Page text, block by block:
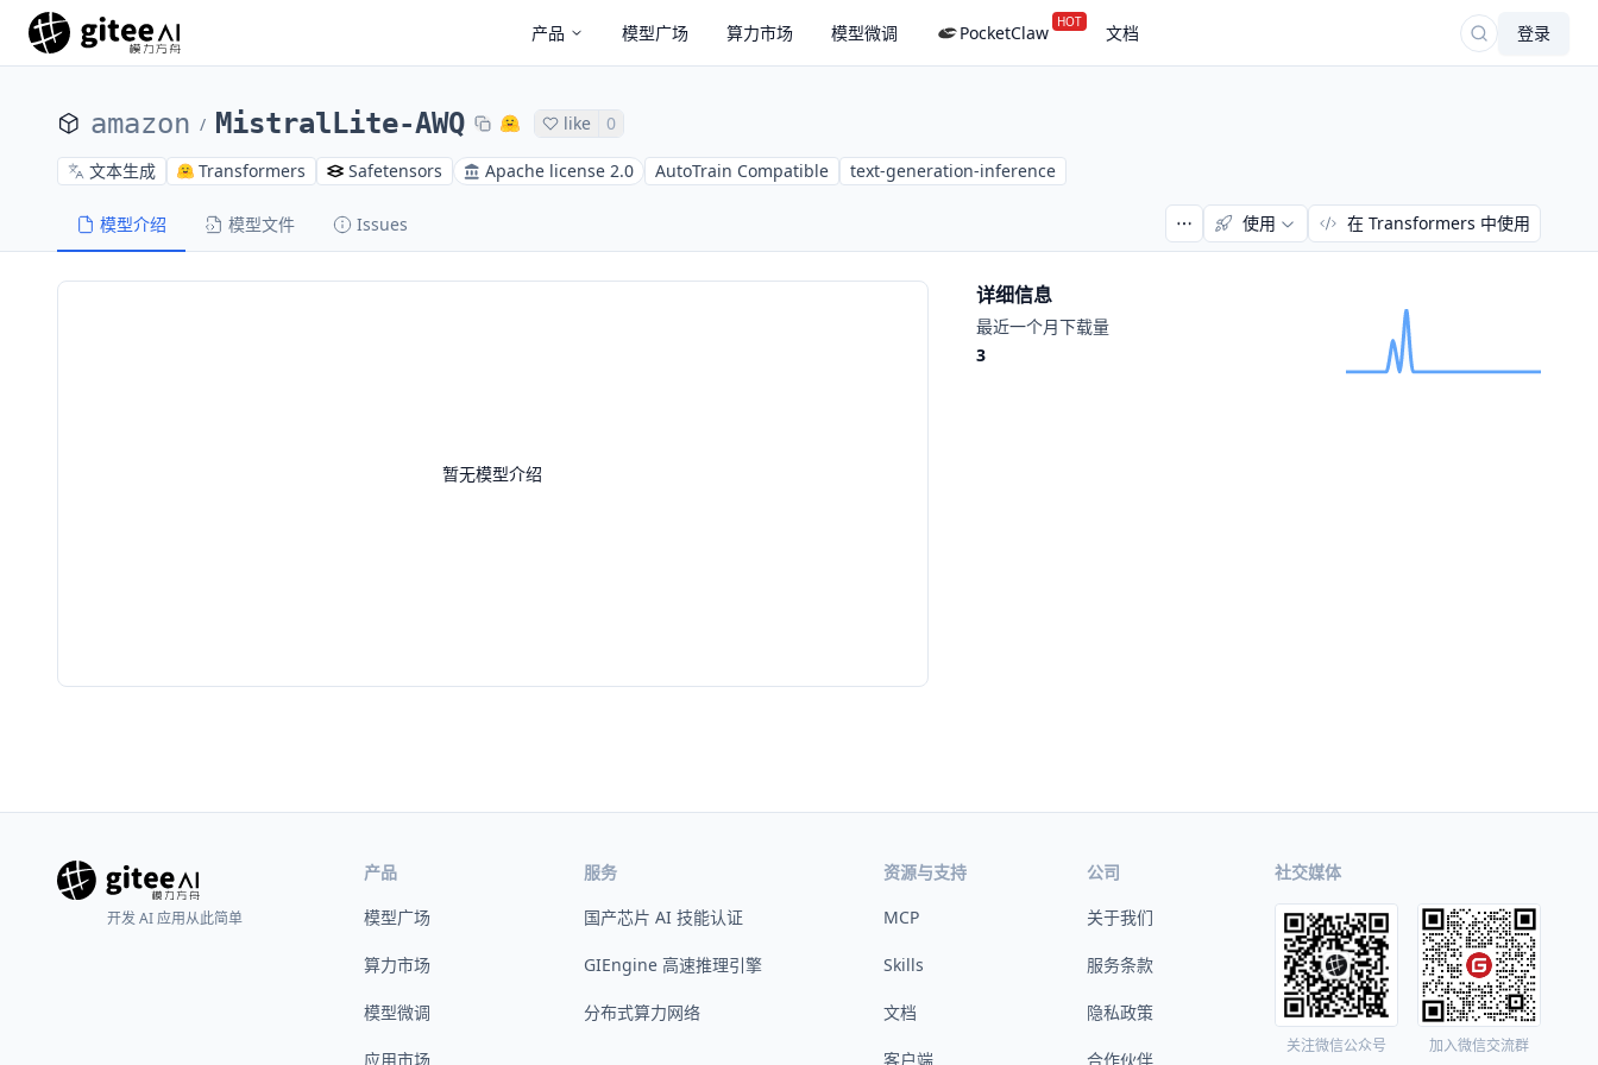
产品 模型广场 算力市场 模型微调 PocketClaw HOT 文档 登录
amazon / MistralLite-AWQ like 0
文本生成 Transformers Safetensors Apache license 2.0 AutoTrain Compatible text-generation-inference
模型介绍 模型文件 Issues 使用 在 Transformers 中使用
暂无模型介绍
详细信息
最近一个月下载量
3
开发 AI 应用从此简单
产品
模型广场
算力市场
模型微调
应用市场
服务
国产芯片 AI 技能认证
GIEngine 高速推理引擎
分布式算力网络
资源与支持
MCP
Skills
文档
客户端
公司
关于我们
服务条款
隐私政策
合作伙伴
社交媒体
关注微信公众号 加入微信交流群